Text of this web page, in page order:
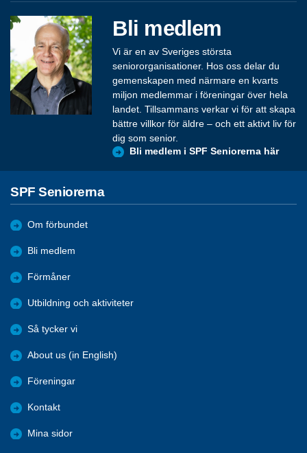
Bli medlem
Vi är en av Sveriges största
seniororganisationer. Hos oss delar du
gemenskapen med närmare en kvarts
miljon medlemmar i föreningar över hela
landet. Tillsammans verkar vi för att skapa
bättre villkor för äldre – och ett aktivt liv för
dig som senior.
Bli medlem i SPF Seniorerna här
SPF Seniorerna
Om förbundet
Bli medlem
Förmåner
Utbildning och aktiviteter
Så tycker vi
About us (in English)
Föreningar
Kontakt
Mina sidor